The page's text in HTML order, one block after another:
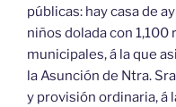
públicas: hay casa de
niños dolada con
municipales, á la que
la Asunción de Ntra.
y provisión ordinaria, á